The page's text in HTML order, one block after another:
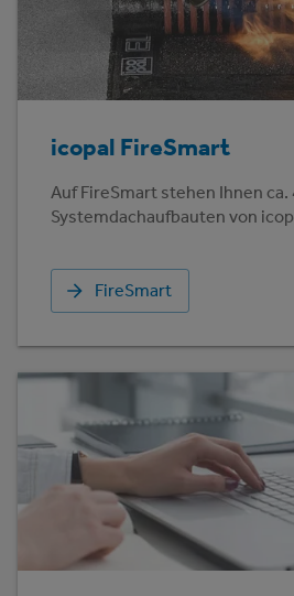
icopal FireSmart
Auf FireSmart stehen Ihnen
Systemdachaufbauten von
FireSmart